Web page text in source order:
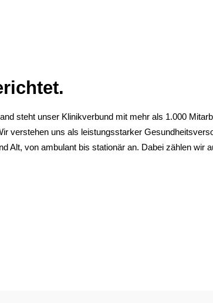
steht unser Klinikverbund mit mehr als 1.000
verstehen uns als leistungsstarker
Alt, von ambulant bis stationär an. Dabei zählen wir